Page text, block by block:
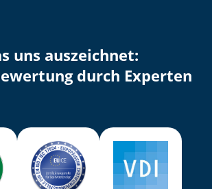
uns auszeichnet:
durch Experten